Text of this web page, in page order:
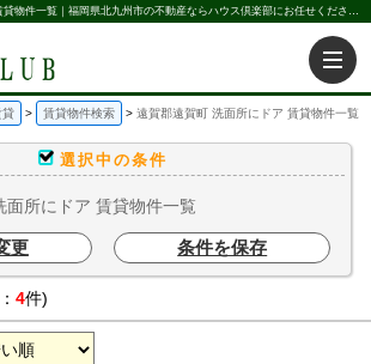
遠賀郡遠賀町 洗面所にドア ｜賃貸物件一覧｜福岡県北九州市の不動産ならハウス倶楽部にお任せください。北九州の賃貸・売買・不動産買取などを不動産に関することならなんでもお任せ。
貸 賃貸物件検索 遠賀郡遠賀町 洗面所にドア 賃貸物件一覧
選択中の条件
面所にドア 賃貸物件一覧
更 条件を保存
4件)